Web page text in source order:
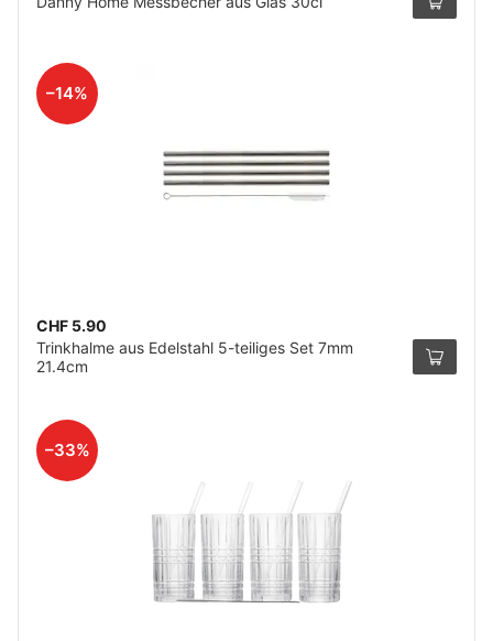
–14%
CHF 5.90
Trinkhalme aus Edelstahl 5-teiliges Set 7mm
21.4cm
–33%